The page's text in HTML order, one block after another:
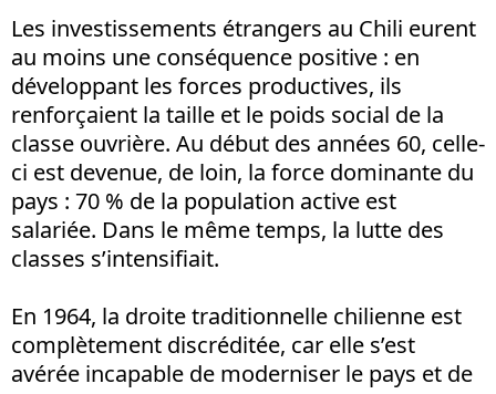
Les investissements étrangers au Chili eurent
au moins une conséquence positive : en
développant les forces productives, ils
renforçaient la taille et le poids social de la
classe ouvrière. Au début des années 60, celle-
ci est devenue, de loin, la force dominante du
pays : 70 % de la population active est
salariée. Dans le même temps, la lutte des
classes s’intensifiait.
En 1964, la droite traditionnelle chilienne est
complètement discréditée, car elle s’est
avérée incapable de moderniser le pays et de